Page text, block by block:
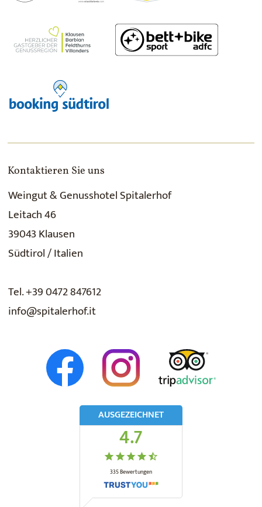
Kontaktieren Sie uns
Weingut & Genusshotel Spitalerhof
Leitach 46
39043 Klausen
Südtirol / Italien
Tel. +39 0472 847612
info@spitalerhof.it
AUSGEZEICHNET
4.7
335Bewertungen